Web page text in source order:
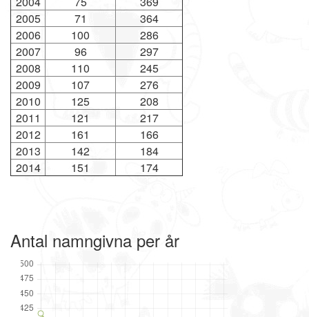
2005
71
364
2006
100
286
2007
96
297
2008
110
245
2009
107
276
2010
125
208
2011
121
217
2012
161
166
2013
142
184
2014
151 174
Antal namngivna per år